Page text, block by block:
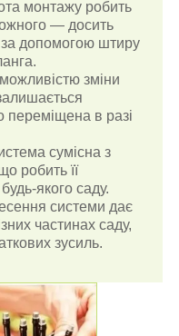
монтажу робить
— досить
допомогою штиру
зміни
переміщена в разі
сумісна з
робить її
якого саду.
системи дає
частинах саду,
зусиль.